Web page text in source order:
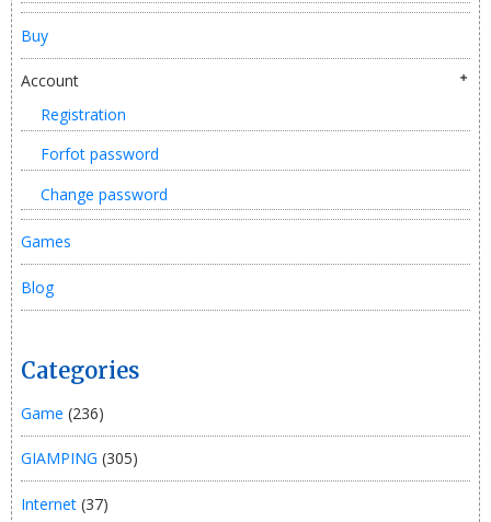
Buy
Account
Registration
Forfot password
Change password
Games
Blog
Categories
Game (236)
GIAMPING (305)
Internet (37)